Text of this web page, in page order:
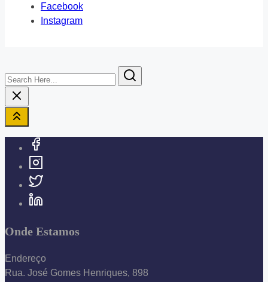
Facebook
Instagram
Search
Here...
Onde Estamos
Endereço
Rua. José Gomes Henriques, 898